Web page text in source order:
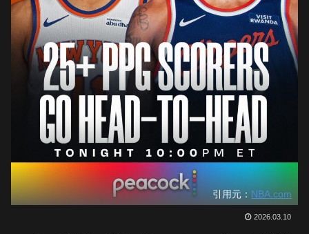
引用元： NBA.com
2026.03.10